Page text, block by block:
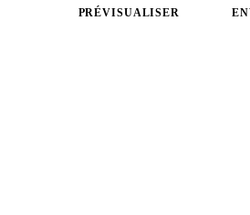
PRÉVISUALISER